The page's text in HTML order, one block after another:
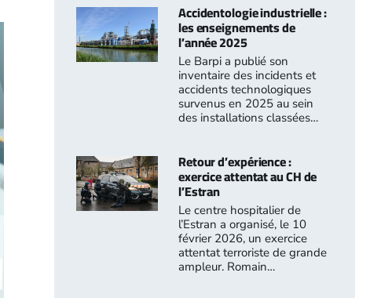
Accidentologie industrielle :
les enseignements de
l’année 2025
Le Barpi a publié son
inventaire des incidents et
accidents technologiques
survenus en 2025 au sein
des installations classées…
Retour d’expérience :
exercice attentat au CH de
l’Estran
Le centre hospitalier de
l’Estran a organisé, le 10
février 2026, un exercice
attentat terroriste de grande
ampleur. Romain…